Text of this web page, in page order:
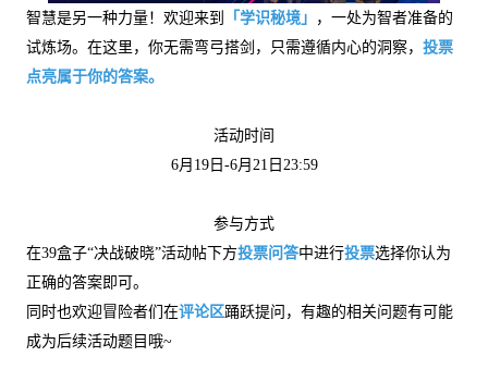
智慧是另一种力量！欢迎来到 「学识秘境」
，一处为智者准备的
试炼场。在这里，你无需弯弓搭剑，只需遵循内心的洞察， 投票
点亮属于你的答案。
活动时间
6月19日-6月21日23:59
参与方式
在39盒子“决战破晓”活动帖下方投票问答中进行投票选择你认为
正确的答案即可。
同时也欢迎冒险者们在评论区踊跃提问，有趣的相关问题有可能
成为后续活动题目哦~